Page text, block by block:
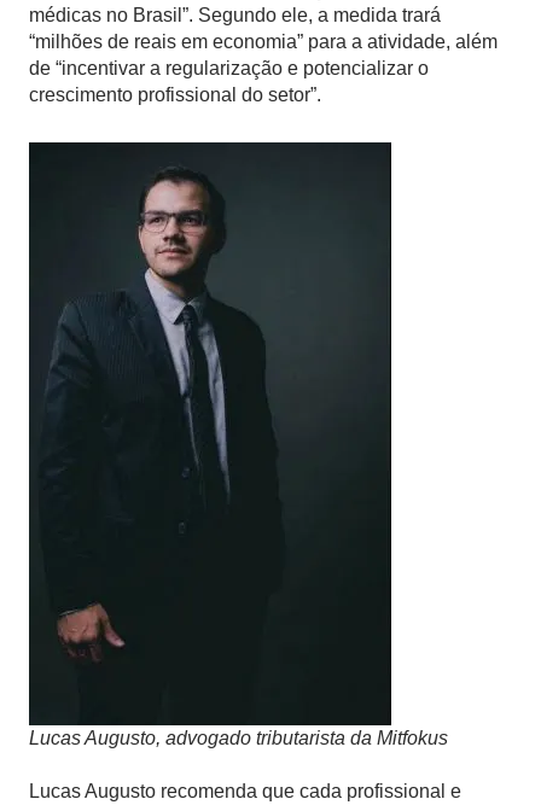
médicas no Brasil”. Segundo ele, a medida trará
“milhões de reais em economia” para a atividade, além
de “incentivar a regularização e potencializar o
crescimento profissional do setor”.
Lucas Augusto, advogado tributarista da Mitfokus
Lucas Augusto recomenda que cada profissional e